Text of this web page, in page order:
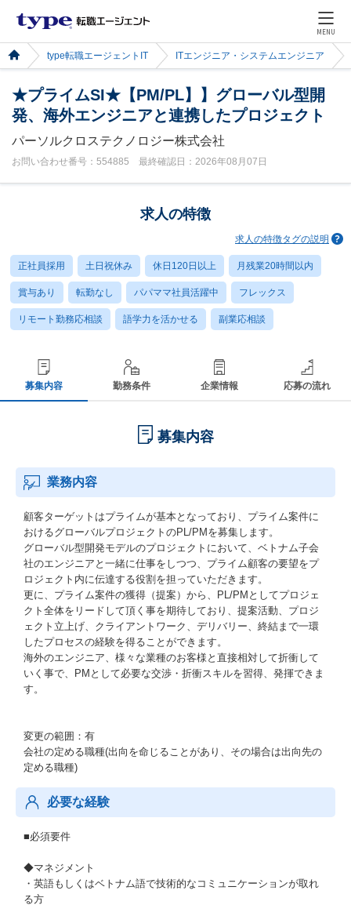
MENU
type転職エージェントIT ITエンジニア・システムエンジニア
★プライムSI★【PM/PL】】グローバル型開
発、海外エンジニアと連携したプロジェクト
パーソルクロステクノロジー株式会社
お問い合わせ番号：554885 最終確認日：2026年08月07日
求人の特徴
求人の特徴タグの説明
正社員採用 土日祝休み 休日120日以上 月残業20時間以内
賞与あり 転勤なし パパママ社員活躍中 フレックス
リモート勤務応相談 語学力を活かせる 副業応相談
募集内容 勤務条件 企業情報 応募の流れ
募集内容
業務内容
顧客ターゲットはプライムが基本となっており、プライム案件に
おけるグローバルプロジェクトのPL/PMを募集します。
グローバル型開発モデルのプロジェクトにおいて、ベトナム子会
社のエンジニアと一緒に仕事をしつつ、プライム顧客の要望をプ
ロジェクト内に伝達する役割を担っていただきます。
更に、プライム案件の獲得（提案）から、PL/PMとしてプロジェ
クト全体をリードして頂く事を期待しており、提案活動、プロジ
ェクト立上げ、クライアントワーク、デリバリー、終結まで一環
したプロセスの経験を得ることができます。
海外のエンジニア、様々な業種のお客様と直接相対して折衝して
いく事で、PMとして必要な交渉・折衝スキルを習得、発揮できま
す。
変更の範囲：有
会社の定める職種(出向を命じることがあり、その場合は出向先の
定める職種)
必要な経験
■必須要件
◆マネジメント
・英語もしくはベトナム語で技術的なコミュニケーションが取れ
る方